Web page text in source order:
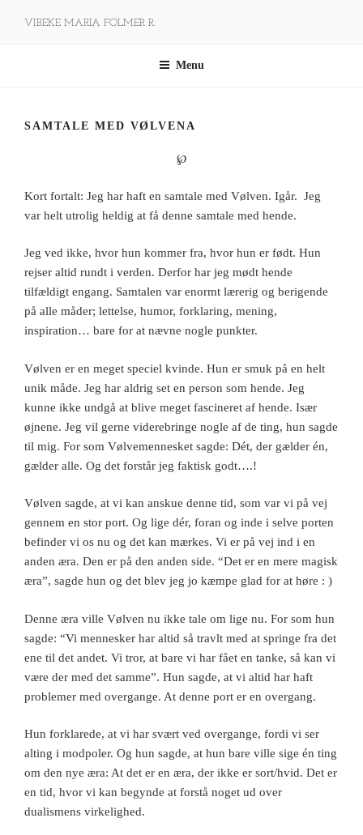
VIBEKE MARIA FOLMER R.
Menu
SAMTALE MED VØLVENA
℘
Kort fortalt: Jeg har haft en samtale med Vølven. Igår. Jeg
var helt utrolig heldig at få denne samtale med hende.
Jeg ved ikke, hvor hun kommer fra, hvor hun er født. Hun
rejser altid rundt i verden. Derfor har jeg mødt hende
tilfældigt engang. Samtalen var enormt lærerig og berigende
på alle måder; lettelse, humor, forklaring, mening,
inspiration… bare for at nævne nogle punkter.
Vølven er en meget speciel kvinde. Hun er smuk på en helt
unik måde. Jeg har aldrig set en person som hende. Jeg
kunne ikke undgå at blive meget fascineret af hende. Især
øjnene. Jeg vil gerne viderebringe nogle af de ting, hun sagde
til mig. For som Vølvemennesket sagde: Dét, der gælder én,
gælder alle. Og det forstår jeg faktisk godt….!
Vølven sagde, at vi kan anskue denne tid, som var vi på vej
gennem en stor port. Og lige dér, foran og inde i selve porten
befinder vi os nu og det kan mærkes. Vi er på vej ind i en
anden æra. Den er på den anden side. “Det er en mere magisk
æra”, sagde hun og det blev jeg jo kæmpe glad for at høre : )
Denne æra ville Vølven nu ikke tale om lige nu. For som hun
sagde: “Vi mennesker har altid så travlt med at springe fra det
ene til det andet. Vi tror, at bare vi har fået en tanke, så kan vi
være der med det samme”. Hun sagde, at vi altid har haft
problemer med overgange. At denne port er en overgang.
Hun forklarede, at vi har svært ved overgange, fordi vi ser
alting i modpoler. Og hun sagde, at hun bare ville sige én ting
om den nye æra: At det er en æra, der ikke er sort/hvid. Det er
en tid, hvor vi kan begynde at forstå noget ud over
dualismens virkelighed.